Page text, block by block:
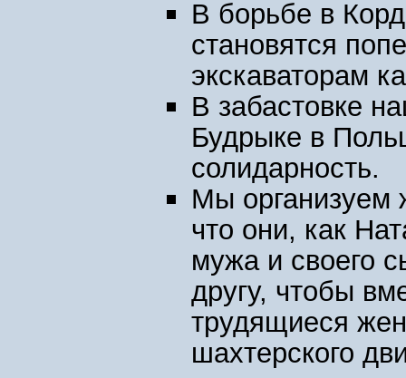
В борьбе в
становятся
экскаваторам
В забастовке
Будрыке в
солидарность.
Мы организуем
что они, как
мужа и своего
другу, чтобы
трудящиеся
шахтерского